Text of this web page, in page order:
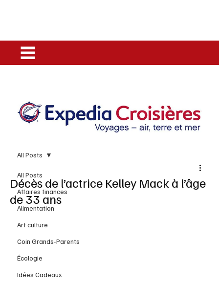
All Posts
Affaires finances
Alimentation
Art culture
Coin Grands-Parents
Écologie
Idées Cadeaux
All Posts
Décès de l’actrice Kelley Mack à l’âge
de 33 ans